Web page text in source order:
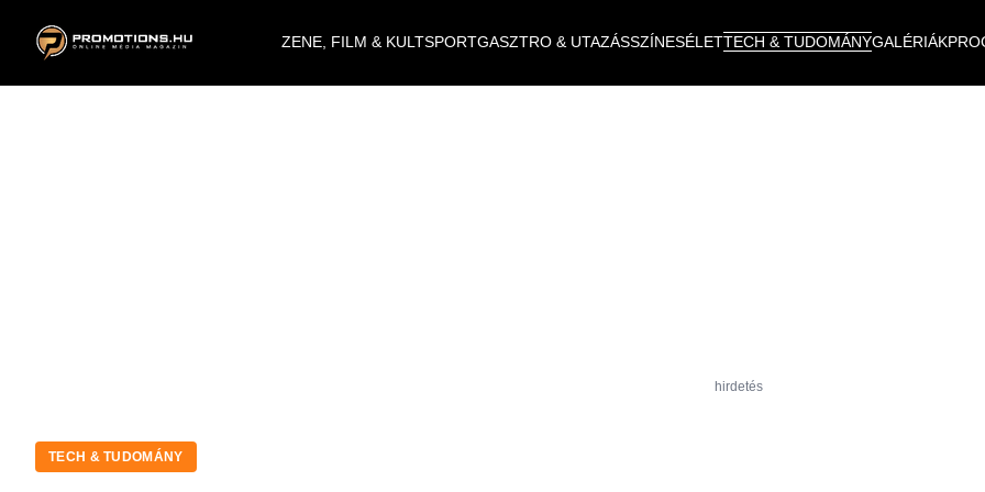
ZENE, FILM & KULTSPORTGASZTRO & UTAZÁSSZÍNESÉLETTECH & TUDOMÁNYGALÉRIÁK
hirdetés
TECH & TUDOMÁNY